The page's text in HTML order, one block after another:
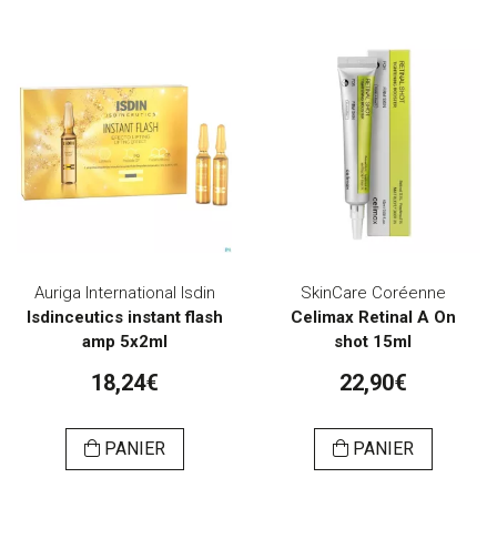
Auriga International Isdin
Isdinceutics instant flash
amp 5x2ml
18,24€
PANIER
SkinCare Coréenne
Celimax Retinal A On
shot 15ml
22,90€
PANIER